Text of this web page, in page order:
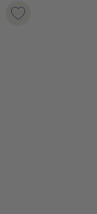
Marqueur le